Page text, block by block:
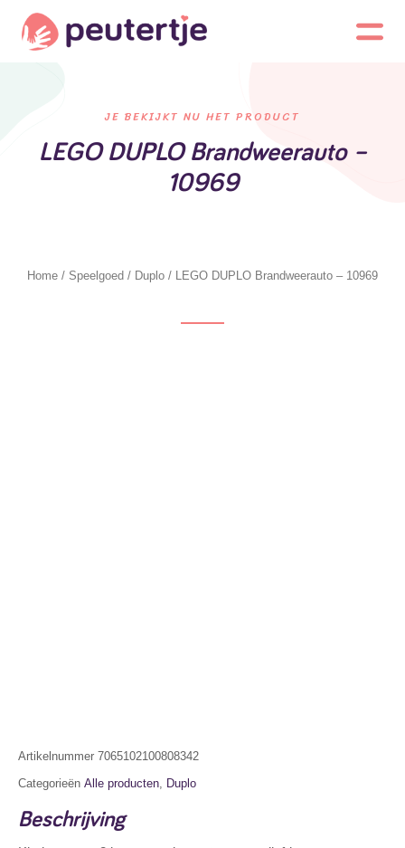
JE BEKIJKT NU HET PRODUCT
LEGO DUPLO Brandweerauto –
10969
Home / Speelgoed / Duplo / LEGO DUPLO Brandweerauto – 10969
Artikelnummer 7065102100808342
Categorieën Alle producten, Duplo
Beschrijving